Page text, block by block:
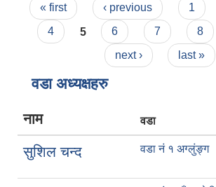
Pages
« first ‹ previous 1
4
5 6 7 8
next ›
last »
वडा अध्यक्षहरु
नाम वडा
सुशिल चन्द वडा नं १ अग्लुंङ्ग